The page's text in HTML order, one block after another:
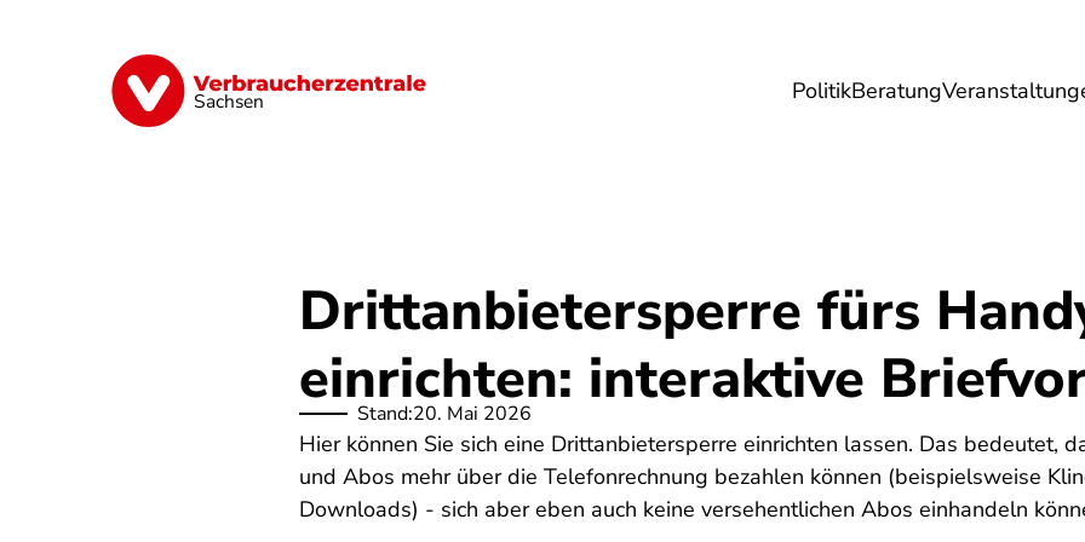
Sachsen PolitikBeratung
Vorsorge Verträge Geld & Versicherungen Digitales Energie &
Drittanbietersperre fürs
einrichten: interaktive
Stand:20. Mai 2026
Hier können Sie sich eine Drittanbietersperre einrichten lassen. Das bedeutet,
und Abos mehr über die Telefonrechnung bezahlen können (beispielsweise
Downloads) - sich aber eben auch keine versehentlichen Abos einhandeln